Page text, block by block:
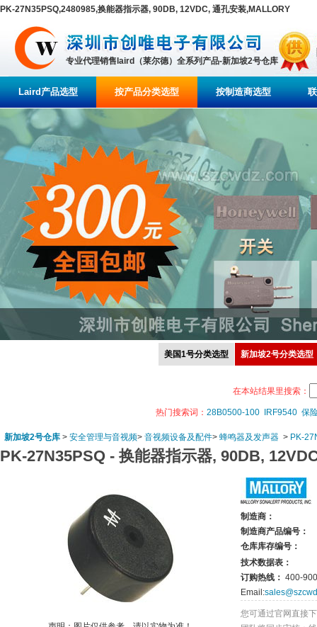
PK-27N35PSQ,2480985,换能器指示器, 90DB, 12VDC, 通孔安装,MALLORY
专业代理销售laird（莱尔德）全系列产品-新加坡2号仓库
Laird产品选型 按产品分类选型 按制造商选型
美国1号分类选型 新加坡2号分类选型
在本站结果里搜索：
热门搜索词： 28B0500-100 IRF9540 保
新加坡2号仓库 > 安全管理与音视频> 音视频设备及配件> 蜂鸣器及发声器 > PK-
PK-27N35PSQ - 换能器指示器, 90DB,
制造商：
制造商产品编号：
仓库库存编号：
技术数据表：
订购热线： 400-
Email:
您可通过官网直接